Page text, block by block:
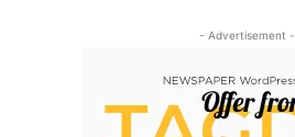
- Advertisement -